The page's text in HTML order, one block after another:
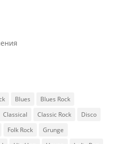
Blues
Blues Rock
Classical Classic Rock
Disco
Folk Rock
Grunge